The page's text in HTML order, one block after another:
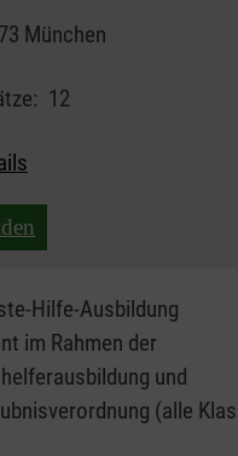
München
12
Hilfe-Ausbildung
im Rahmen der
und
(alle